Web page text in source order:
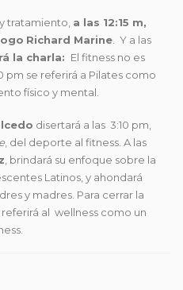
tratamiento, a las 12:15 m,
Richard Marine . Y a las
la charla: El fitness no es
pm se referirá a Pilates como
físico y mental.
disertará a las 3:10 pm,
, del deporte al fitness. A las
, brindará su enfoque sobre la
Latinos, y ahondará
y madres. Para cerrar la
referirá al wellness como un